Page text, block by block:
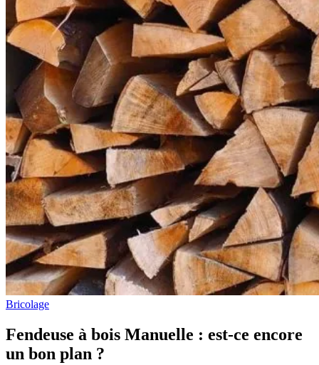
Bricolage
Fendeuse à bois Manuelle : est-ce encore
un bon plan ?